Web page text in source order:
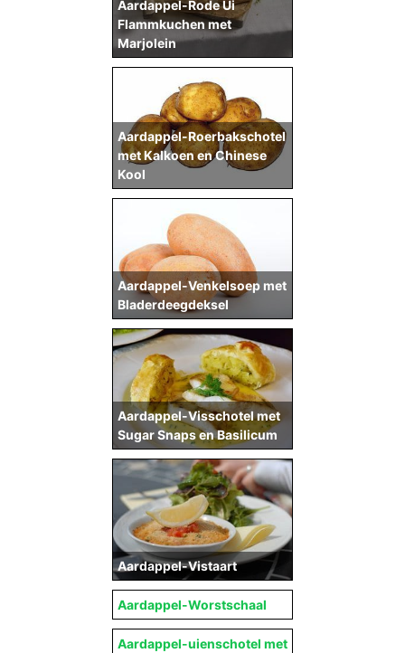
Aardappel-Rode Ui
Flammkuchen met
Marjolein
Aardappel-Roerbakschotel
met Kalkoen en Chinese
Kool
Aardappel-uienschotel met
Aardappel-Venkelsoep met
Bladerdeegdeksel
Aardappel-Visschotel met
Sugar Snaps en Basilicum
Aardappel-Vistaart
Aardappel-Worstschaal